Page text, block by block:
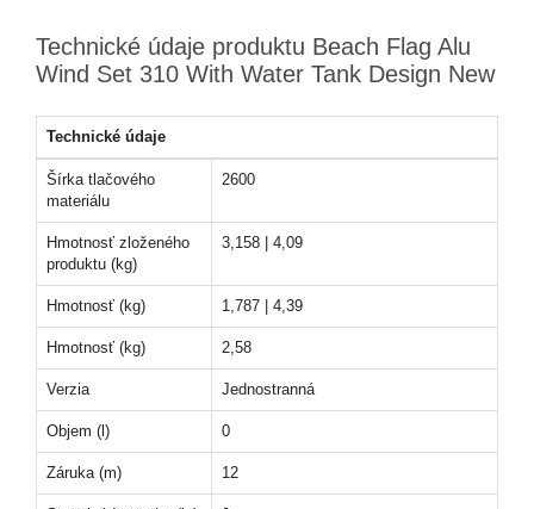
Technické údaje produktu Beach Flag Alu
Wind Set 310 With Water Tank Design New
Technické údaje
Šírka tlačového
materiálu
2600
Hmotnosť zloženého
produktu (kg)
3,158 | 4,09
Hmotnosť (kg) 1,787 | 4,39
Hmotnosť (kg) 2,58
Verzia Jednostranná
Objem (l) 0
Záruka (m) 12